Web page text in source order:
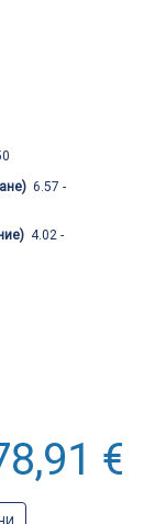
6.57 -
4.02 -
€